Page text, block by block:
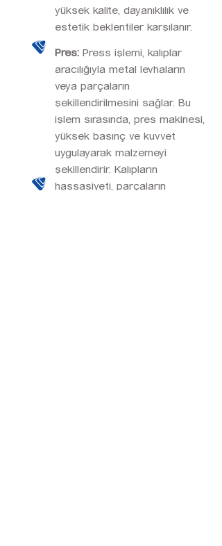
yüksek kalite, dayanıklılık ve
estetik beklentiler karşılanır.
Pres: Press işlemi, kalıplar
aracılığıyla metal levhaların
veya parçaların
şekillendirilmesini sağlar. Bu
işlem sırasında, pres makinesi,
yüksek basınç ve kuvvet
uygulayarak malzemeyi
şekillendirir. Kalıpların
hassasiyeti, parçaların